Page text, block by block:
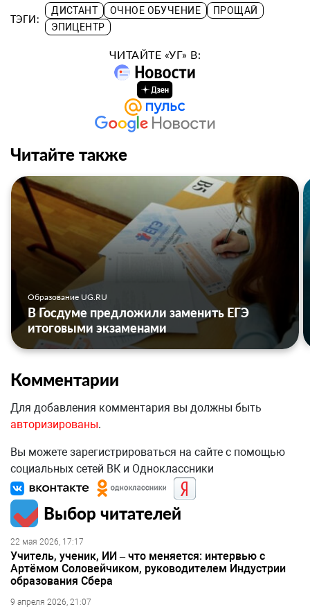
ТЭГИ:
ДИСТАНТ ОЧНОЕ ОБУЧЕНИЕ
ПРОЩАЙ
ЭПИЦЕНТР
ЧИТАЙТЕ «УГ» В:
Читайте также
Образование UG.RU
В Госдуме предложили заменить ЕГЭ
итоговыми экзаменами
Комментарии
Для добавления комментария вы должны быть
авторизированы.
Вы можете зарегистрироваться на сайте с помощью
социальных сетей ВК и Одноклассники
Выбор читателей
22 мая 2026, 17:17
Учитель, ученик, ИИ – что меняется: интервью с
Артёмом Соловейчиком, руководителем Индустрии
образования Сбера
9 апреля 2026, 21:07